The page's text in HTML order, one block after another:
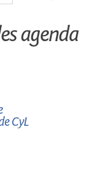
agenda
CyL